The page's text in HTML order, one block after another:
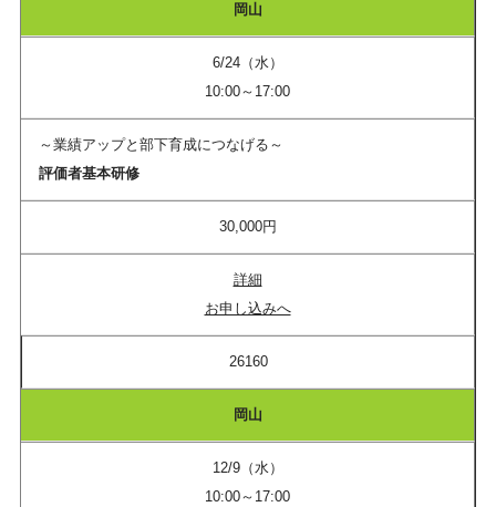
岡山
6/24（水）
10:00～17:00
～業績アップと部下育成につなげる～
評価者基本研修
30,000円
詳細
お申し込みへ
26160
岡山
12/9（水）
10:00～17:00